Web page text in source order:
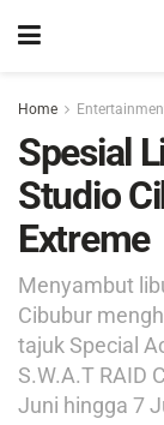
Home
Spesial
Studio
Extreme
Menyambut
Cibubur
tajuk Special
S.W.A.T RAID
Juni hingga 7